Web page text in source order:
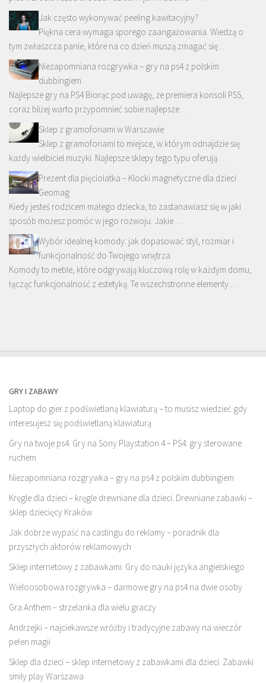
Jak często wykonywać peeling kawitacyjny?
Piękna cera wymaga sporego zaangażowania. Wiedzą o
tym zwłaszcza panie, które na co dzień muszą zmagać się …
Niezapomniana rozgrywka – gry na ps4 z polskim
dubbingiem
Najlepsze gry na PS4 Biorąc pod uwagę, że premiera konsoli PS5,
coraz bliżej warto przypomnieć sobie najlepsze …
Sklep z gramofonami w Warszawie
Sklep z gramofonami to miejsce, w którym odnajdzie się
każdy wielbiciel muzyki. Najlepsze sklepy tego typu oferują …
Prezent dla pięciolatka – Klocki magnetyczne dla dzieci
Geomag
Kiedy jesteś rodzicem małego dziecka, to zastanawiasz się w jaki
sposób możesz pomóc w jego rozwoju. Jakie …
Wybór idealnej komody: jak dopasować styl, rozmiar i
funkcjonalność do Twojego wnętrza
Komody to meble, które odgrywają kluczową rolę w każdym domu,
łącząc funkcjonalność z estetyką. Te wszechstronne elementy …
GRY I ZABAWY
Laptop do gier z podświetlaną klawiaturą – to musisz wiedzieć gdy
interesujesz się podświetlaną klawiaturą
Gry na twoje ps4. Gry na Sony Playstation 4 – PS4: gry sterowane
ruchem
Niezapomniana rozgrywka – gry na ps4 z polskim dubbingiem
Kręgle dla dzieci – kręgle drewniane dla dzieci. Drewniane zabawki –
sklep dziecięcy Kraków
Jak dobrze wypaść na castingu do reklamy – poradnik dla
przyszłych aktorów reklamowych
Sklep internetowy z zabawkami. Gry do nauki języka angielskiego
Wieloosobowa rozgrywka – darmowe gry na ps4 na dwie osoby
Gra Anthem – strzelanka dla wielu graczy
Andrzejki – najciekawsze wróżby i tradycyjne zabawy na wieczór
pełen magii
Sklep dla dzieci – sklep internetowy z zabawkami dla dzieci. Zabawki
smily play Warszawa